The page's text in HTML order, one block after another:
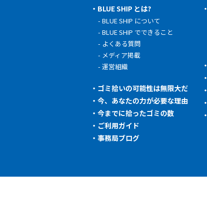
BLUE SHIP とは?
BLUE SHIP について
BLUE SHIP でできること
よくある質問
メディア掲載
運営組織
ゴミ拾いの可能性は無限大だ
今、あなたの力が必要な理由
今までに拾ったゴミの数
ご利用ガイド
事務局ブログ